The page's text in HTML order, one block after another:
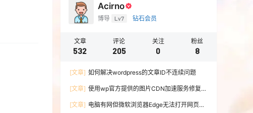
Acirno
博导 Lv7 钻石会员
文章
532
评论
205
关注
0
粉丝
8
[文章] 如何解决wordpress的文章ID不连续问题
[文章] 使用wp官方提供的图片CDN加速服务修复微
[文章] 电脑有网但微软浏览器Edge无法打开网页的